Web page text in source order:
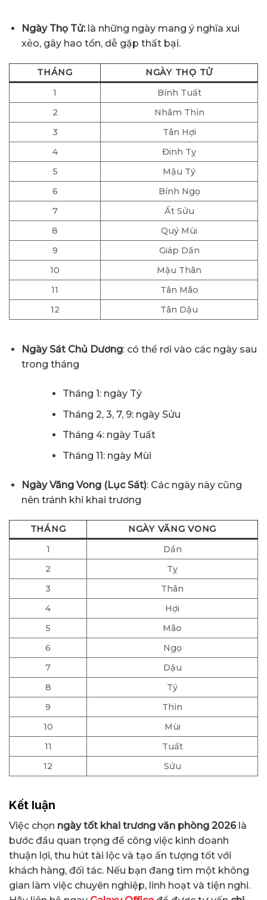
Ngày Thọ Tử:là những ngày mang ý nghĩa xui
xẻo, gây hao tổn, dễ gặp thất bại.
THÁNG
NGÀY THỌ TỬ
1
Bính Tuất
2
Nhâm Thìn
3
Tân Hợi
4
Đinh Tỵ
5
Mậu Tý
6
Bính Ngọ
7
Ất Sửu
8
Quý Mùi
9
Giáp Dần
10
Mậu Thân
11
Tân Mão
12
Tân Dậu
Ngày Sát Chủ Dương: có thể rơi vào các ngày sau
trong tháng
Tháng 1: ngày Tý
Tháng 2, 3, 7, 9: ngày Sửu
Tháng 4: ngày Tuất
Tháng 11: ngày Mùi
Ngày Vãng Vong (Lục Sát): Các ngày này cũng
nên tránh khi khai trương
THÁNG
NGÀY VÃNG VONG
1
Dần
2
Tỵ
3
Thân
4
Hợi
5
Mão
6
Ngọ
7
Dậu
8
Tý
9
Thìn
10
Mùi
11
Tuất
12
Sửu
Kết luận
Việc chọn ngày tốt khai trương văn phòng 2026là
bước đầu quan trọng để công việc kinh doanh
thuận lợi, thu hút tài lộc và tạo ấn tượng tốt với
khách hàng, đối tác. Nếu bạn đang tìm một không
gian làm việc chuyên nghiệp, linh hoạt và tiện nghi.